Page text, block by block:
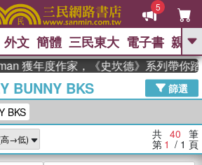
5
GO
熱搜： 東野圭吾 高希均教授回憶錄
、 The Odyssey 、 父親節 、 如果歷
史是一群喵
獎 臺灣漫遊錄 、 方念華 、 台灣的李
登輝時代
數學女孩：黎曼猜想 、
偉大的迷走神經
外文 簡體 三民東大 電子書 親子
作家，《史坎德》系列帶你踏上熱血
BUNNY BKS
篩選
BKS
共 40 筆
第 1 / 1 頁